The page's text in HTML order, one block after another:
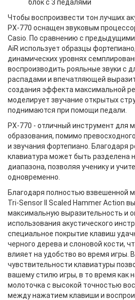
блок с 3 педалями
Чтобы воспроизвести тон лучших
PX-770 оснащен звуковым
Casio. По сравнению с
AiR использует образцы
динамических уровнях
воспроизводить рояльные звуки с
распадами и впечатляющей
создания эффекта максимальной
моделирует звучание открытых
поднимаются при помощи педали.
PX-770 - отличный инструмент для
образования, помимо
и звучания фортепиано. Благодаря
клавиатура может быть разделена
диапазона, позволяя ученику и
одновременно.
Благодаря полностью взвешенной
Tri-Sensor II Scaled Hammer Action
максимальную выразительность и
использования акустического
специальное покрытие клавиш
черного дерева и слоновой кости,
влияет на удобство во время игры.
чувствительности клавиатуры
вашему стилю игры, в то время как
молоточка с высокой точностью
между нажатием клавиши и